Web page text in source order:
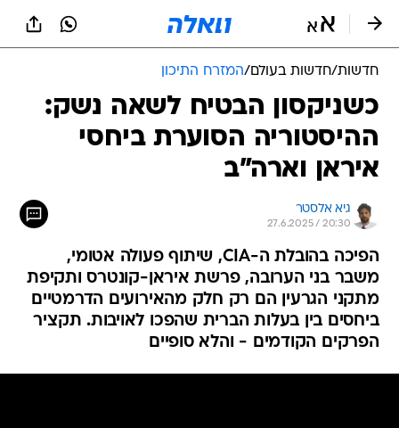
חדשות/חדשות בעולם/המזרח התיכון
כשניקסון הבטיח לשאה נשק:
ההיסטוריה הסוערת ביחסי
איראן וארה"ב
גיא אלסטר
27.6.2025 / 20:30
הפיכה בהובלת ה-CIA, שיתוף פעולה אטומי,
משבר בני הערובה, פרשת איראן-קונטרס ותקיפת
מתקני הגרעין הם רק חלק מהאירועים הדרמטיים
ביחסים בין בעלות הברית שהפכו לאויבות. תקציר
הפרקים הקודמים - והלא סופיים